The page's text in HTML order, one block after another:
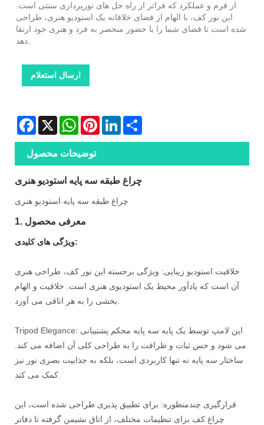
از فرم و عملکرد که فراتر از راه حل های نورپردازی سنتی است.
این نور کف، با الهام از فضای خلاقانه یک استودیو هنری، طراحی
شده است تا فضای شما را با حضور منحصر به فرد و هنری خود ارتقا
دهد.
ارسال استعلام
Facebook
X WhatsAppPinterestLinkedIn
توضیحات محصول
چراغ طبقه سه پایه استودیو هنری
چراغ طبقه سه پایه استودیو هنری
1. معرفی محصول
ویژگی های کلیدی:
خلاقیت استودیو زیبایی: ویژگی برجسته این نور کف، طراحی هنری
آن است که یادآور محیط یک استودیوی هنری است. خلاقیت و الهام
بخشی را به هر اتاقی می آورد.
Tripod Elegance: این لامپ توسط یک پایه سه پایه محکم پشتیبانی
می شود و حس ثبات و ظرافت را به طراحی کلی آن اضافه می کند.
ساختار سه پایه نه تنها کاربردی است، بلکه به جذابیت بصری نور نیز
کمک می کند.
قرارگیری چندمنظوره: برای تطبیق پذیری طراحی شده است، این
چراغ کف برای تنظیمات مختلف، از اتاق نشیمن گرفته تا دفاتر